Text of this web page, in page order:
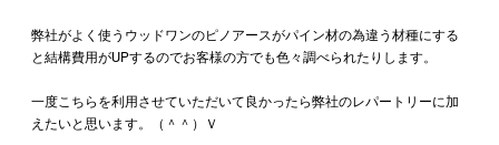
弊社がよく使うウッドワンのピノアースがパイン材の為違う材種にする
と結構費用がUPするのでお客様の方でも色々調べられたりします。
一度こちらを利用させていただいて良かったら弊社のレパートリーに加
えたいと思います。（＾＾）Ｖ